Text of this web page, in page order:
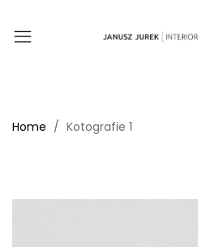
Home Kotografie 1